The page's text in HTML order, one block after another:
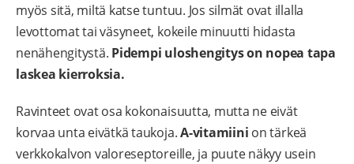
myös sitä, miltä katse tuntuu. Jos silmät ovat illalla
levottomat tai väsyneet, kokeile minuutti hidasta
nenähengitystä. Pidempi uloshengitys on nopea tapa
laskea kierroksia.
Ravinteet ovat osa kokonaisuutta, mutta ne eivät
korvaa unta eivätkä taukoja.A-vitamiini on tärkeä
verkkokalvon valoreseptoreille, ja puute näkyy usein